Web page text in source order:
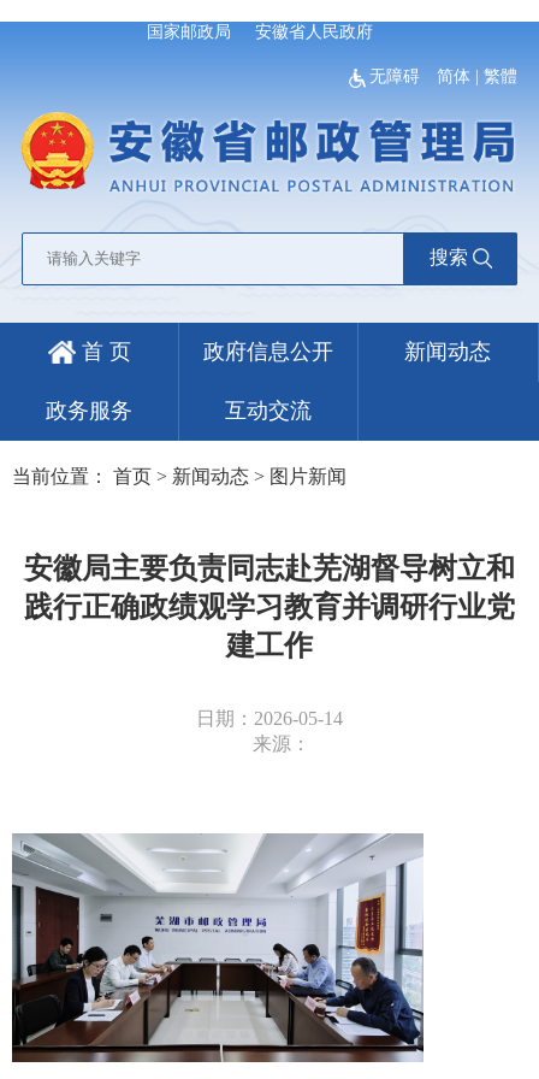
国家邮政局 安徽省人民政府
无障碍 简体 |繁體
搜索
首 页 政府信息公开 新闻动态
政务服务 互动交流
当前位置： 首页 > 新闻动态 > 图片新闻
安徽局主要负责同志赴芜湖督导树立和
践行正确政绩观学习教育并调研行业党
建工作
日期：2026-05-14
来源：